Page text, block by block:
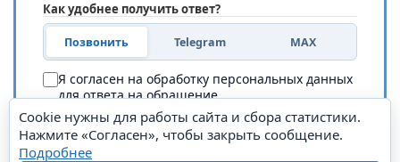
Как удобнее получить ответ?
Позвонить Telegram MAX
Я согласен на обработку персональных данных
для ответа на обращение
Политика·Согласие
Cookie нужны для работы сайта и сбора статистики.
Нажмите «Согласен», чтобы закрыть сообщение.
Подробнее